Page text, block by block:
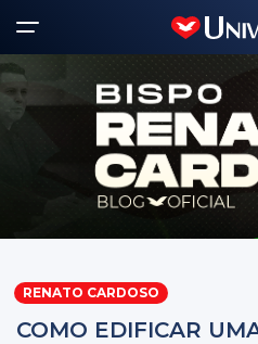
RENATO CARDOSO
COMO EDIFICAR